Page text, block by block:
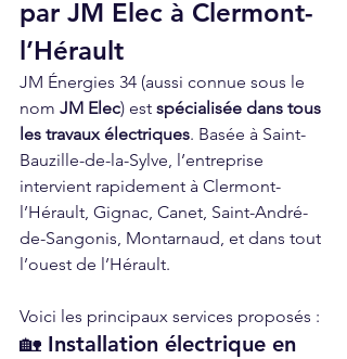
par JM Elec à Clermont-
l’Hérault
JM Énergies 34 (aussi connue sous le
nom JM Elec) est spécialisée dans tous
les travaux électriques. Basée à Saint-
Bauzille-de-la-Sylve, l’entreprise
intervient rapidement à Clermont-
l’Hérault, Gignac, Canet, Saint-André-
de-Sangonis, Montarnaud, et dans tout
l’ouest de l’Hérault.
Voici les principaux services proposés :
🏡 Installation électrique en